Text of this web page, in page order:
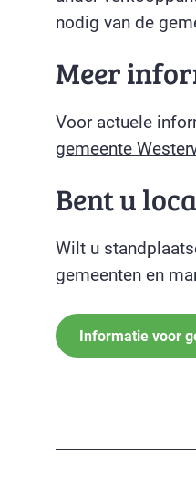
nodig van de
Meer
Voor actuele
gemeente
Bent u
Wilt u
gemeenten en
Informatie voor